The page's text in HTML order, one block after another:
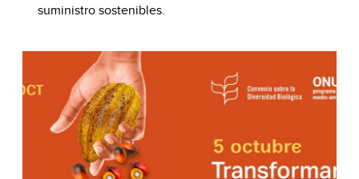
suministro sostenibles.